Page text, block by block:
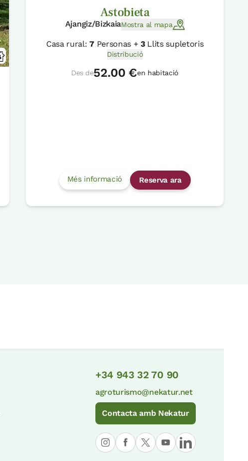
Astobieta
Ajangiz/BizkaiaMostra al mapa
Casa rural:7Personas +3Llits supletoris
Distribució
Des de52.00 €en habitació
Més informació Reserva ara
+34 943 32 70 90
agroturismo@nekatur.net
Contacta amb Nekatur